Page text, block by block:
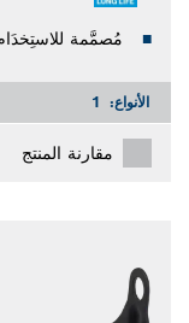
مُصمَّمة
الأنواع: 1
مقارنة المنتج